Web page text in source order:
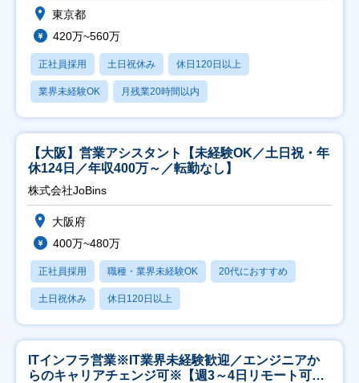
東京都
420万~560万
正社員採用 土日祝休み 休日120日以上
業界未経験OK 月残業20時間以内
【大阪】営業アシスタント【未経験OK／土日祝・年
休124日／年収400万～／転勤なし】
株式会社JoBins
大阪府
400万~480万
正社員採用 職種・業界未経験OK 20代におすすめ
土日祝休み 休日120日以上
ITインフラ営業※IT業界未経験歓迎／エンジニアか
らのキャリアチェンジ可※【週3～4日リモート可